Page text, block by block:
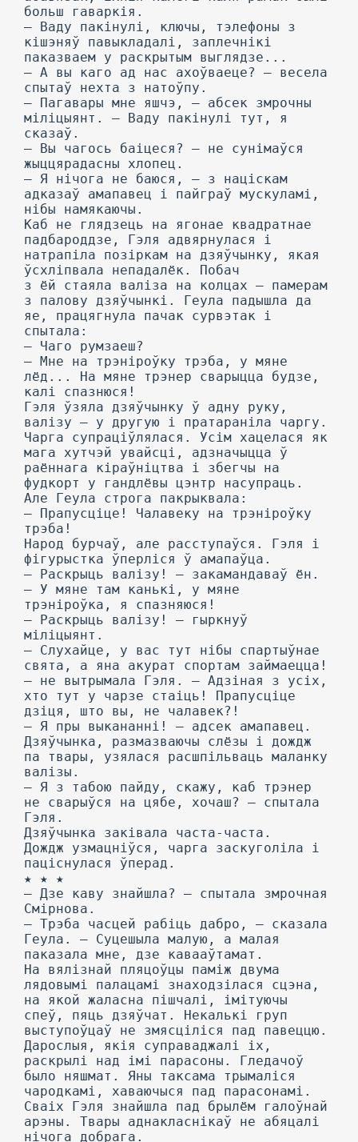
больш гаваркія.
— Ваду пакінулі, ключы, тэлефоны з
кішэняў павыкладалі, заплечнікі
паказваем у раскрытым выглядзе...
— А вы каго ад нас ахоўваеце? — весела
спытаў нехта з натоўпу.
— Пагавары мне яшчэ, — абсек змрочны
міліцыянт. — Ваду пакінулі тут, я
сказаў.
— Вы чагось баіцеся? — не сунімаўся
жыццярадасны хлопец.
— Я нічога не баюся, — з націскам
адказаў амапавец і пайграў мускуламі,
нібы намякаючы.
Каб не глядзець на ягонае квадратнае
падбароддзе, Гэля адвярнулася і
натрапіла позіркам на дзяўчынку, якая
ўсхліпвала непадалёк. Побач
з ёй стаяла валіза на колцах — памерам
з палову дзяўчынкі. Геула падышла да
яе, працягнула пачак сурвэтак і
спытала:
— Чаго румзаеш?
— Мне на трэніроўку трэба, у мяне
лёд... На мяне трэнер сварыцца будзе,
калі спазнюся!
Гэля ўзяла дзяўчынку ў адну руку,
валізу — у другую і пратараніла чаргу.
Чарга супраціўлялася. Усім хацелася як
мага хутчэй увайсці, адзначыцца ў
раённага кіраўніцтва і збегчы на
фудкорт у гандлёвы цэнтр насупраць.
Але Геула строга пакрыквала:
— Прапусціце! Чалавеку на трэніроўку
трэба!
Народ бурчаў, але расступаўся. Гэля і
фігурыстка ўперліся ў амапаўца.
— Раскрыць валізу! — закамандаваў ён.
— У мяне там канькі, у мяне
трэніроўка, я спазняюся!
— Раскрыць валізу! — гыркнуў
міліцыянт.
— Слухайце, у вас тут нібы спартыўнае
свята, а яна акурат спортам займаецца!
— не вытрымала Гэля. — Адзіная з усіх,
хто тут у чарзе стаіць! Прапусціце
дзіця, што вы, не чалавек?!
— Я пры выкананні! — адсек амапавец.
Дзяўчынка, размазваючы слёзы і дождж
па твары, узялася расшпільваць маланку
валізы.
— Я з табою пайду, скажу, каб трэнер
не сварыўся на цябе, хочаш? — спытала
Гэля.
Дзяўчынка заківала часта-часта.
Дождж узмацніўся, чарга заскуголіла і
паціснулася ўперад.
★ ★ ★
— Дзе каву знайшла? — спытала змрочная
Смірнова.
— Трэба часцей рабіць дабро, — сказала
Геула. — Суцешыла малую, а малая
паказала мне, дзе кавааўтамат.
На вялізнай пляцоўцы паміж двума
лядовымі палацамі знаходзілася сцэна,
на якой жаласна пішчалі, імітуючы
спеў, пяць дзяўчат. Некалькі груп
выступоўцаў не змясціліся пад павеццю.
Дарослыя, якія суправаджалі іх,
раскрылі над імі парасоны. Гледачоў
было няшмат. Яны таксама трымаліся
чародкамі, хаваючыся пад парасонамі.
Сваіх Гэля знайшла пад брылём галоўнай
арэны. Твары аднакласнікаў не абяцалі
нічога добрага.